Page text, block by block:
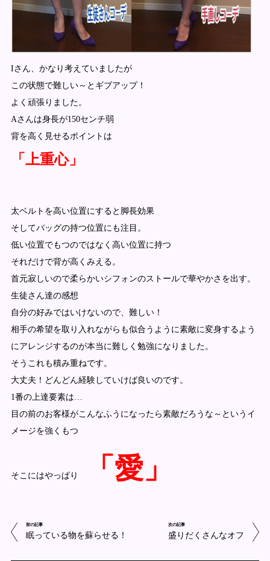
Iさん、かなり考えていましたが
この状態で難しい～とギブアップ！
よく頑張りました。
Aさんは身長が150センチ弱
背を高く見せるポイントは
「上重心」
太ベルトを高い位置にすると脚長効果
そしてバッグの持つ位置にも注目。
低い位置でもつのではなく高い位置に持つ
それだけで背が高くみえる。
首元寂しいので柔らかいシフォンのストールで華やかさを出す。
生徒さん達の感想
自分の好みではいけないので、難しい！
相手の希望を取り入れながらも似合うように素敵に変身するよう
にアレンジするのが本当に難しく勉強になりました。
そうこれも積み重ねです。
大丈夫！どんどん経験していけば良いのです。
1番の上達要素は…
目の前のお客様がこんなふうになったら素敵だろうな～というイ
メージを強くもつ
そこにはやっぱり 「愛」
前の記事
眠っている物を蘇らせる！
次の記事
盛りだくさんなオフ